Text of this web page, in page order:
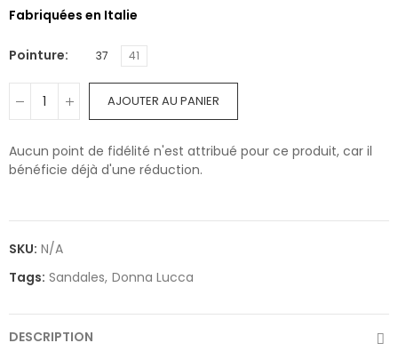
Fabriquées en Italie
Pointure 37 41
AJOUTER AU PANIER
Aucun point de fidélité n'est attribué pour ce produit, car il
bénéficie déjà d'une réduction.
SKU: N/A
Tags: Sandales Donna Lucca
DESCRIPTION